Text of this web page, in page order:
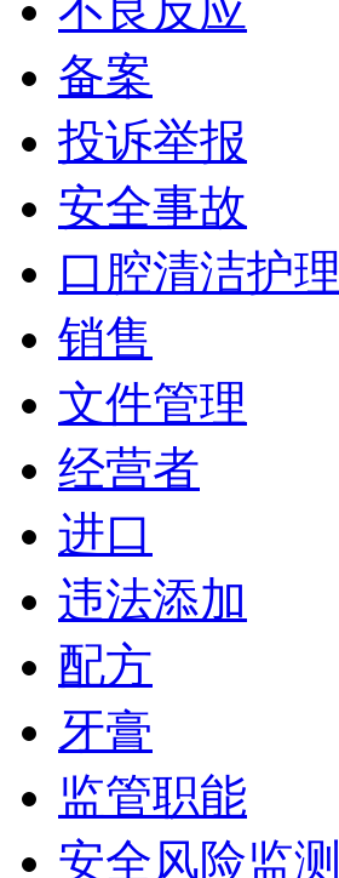
备案
投诉举报
安全事故
口腔清洁护理
销售
文件管理
经营者
进口
违法添加
配方
牙膏
监管职能
安全风险监测